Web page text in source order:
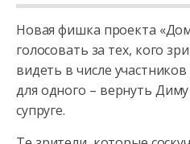
Новая фишка проекта
голосовать за тех, кого
видеть в числе
для одного – вернуть
супруге.